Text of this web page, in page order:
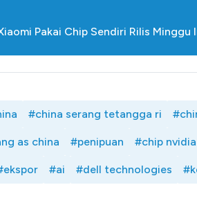
Pakai Chip Sendiri Rilis Minggu
#china serang tetangga ri
as china #penipuan #chip nvidia
#ai #dell technologies